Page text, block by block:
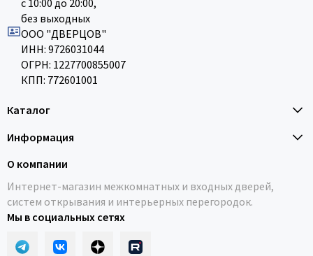
с 10:00 до 20:00,
без выходных
ООО "ДВЕРЦОВ"
ИНН: 9726031044
ОГРН: 1227700855007
КПП: 772601001
Каталог
Информация
О компании
Интернет-магазин межкомнатных и входных дверей,
систем открывания и интерьерных перегородок.
Мы в социальных сетях